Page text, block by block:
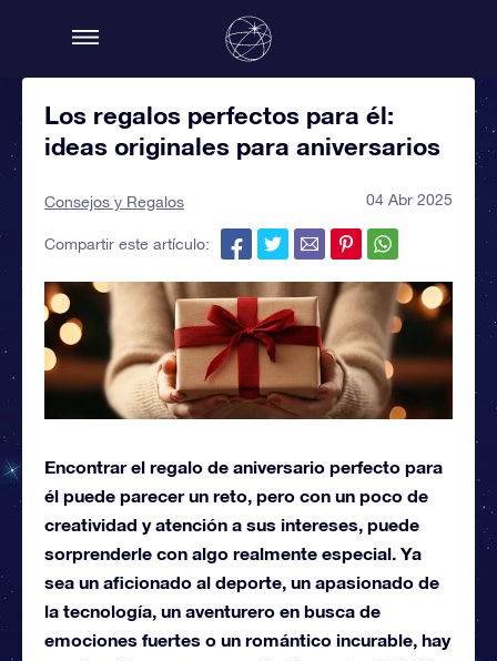
Los regalos perfectos para él:
ideas originales para aniversarios
Consejos y Regalos 04 Abr 2025
Compartir este artículo:
Encontrar el regalo de aniversario perfecto para
él puede parecer un reto, pero con un poco de
creatividad y atención a sus intereses, puede
sorprenderle con algo realmente especial. Ya
sea un aficionado al deporte, un apasionado de
la tecnología, un aventurero en busca de
emociones fuertes o un romántico incurable, hay